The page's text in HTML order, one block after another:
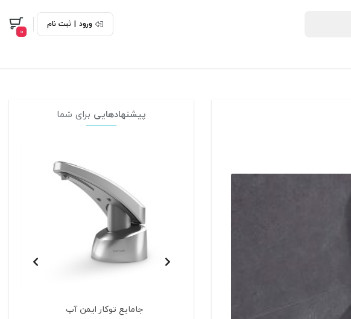
ورود | ثبت نام
0
پیشنهادهایی برای شما